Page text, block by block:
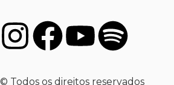
© Todos os direitos reservados